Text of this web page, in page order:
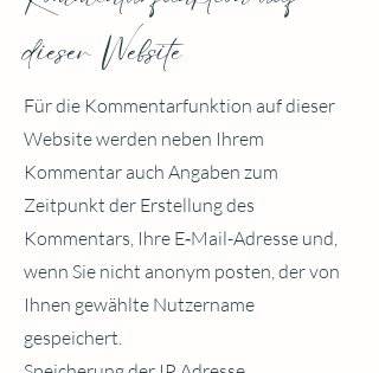
Kommentarfunktion auf
dieser Website
Für die Kommentarfunktion auf dieser
Website werden neben Ihrem
Kommentar auch Angaben zum
Zeitpunkt der Erstellung des
Kommentars, Ihre E‑Mail-Adresse und,
wenn Sie nicht anonym posten, der von
Ihnen gewählte Nutzername
gespeichert.